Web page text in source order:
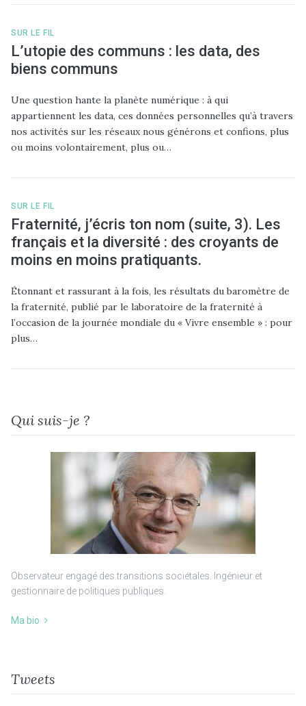
SUR LE FIL
L’utopie des communs : les data, des
biens communs
Une question hante la planète numérique : à qui
appartiennent les data, ces données personnelles qu’à travers
nos activités sur les réseaux nous générons et confions, plus
ou moins volontairement, plus ou…
SUR LE FIL
Fraternité, j’écris ton nom (suite, 3). Les
français et la diversité : des croyants de
moins en moins pratiquants.
Étonnant et rassurant à la fois, les résultats du baromètre de
la fraternité, publié par le laboratoire de la fraternité à
l’occasion de la journée mondiale du « Vivre ensemble » : pour
plus…
Qui suis-je ?
Observateur engagé des transitions sociétales. Ingénieur et
gestionnaire de politiques publiques.
Ma bio
Tweets